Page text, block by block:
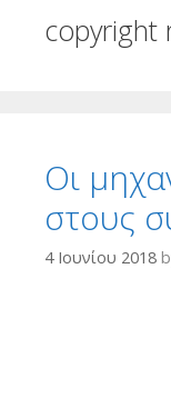
copyright
Οι
στους
4 Ιουνίου 2018